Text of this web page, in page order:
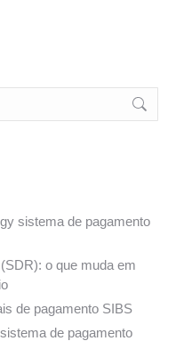
sistema de pagamento
o que muda em
de pagamento SIBS
de pagamento